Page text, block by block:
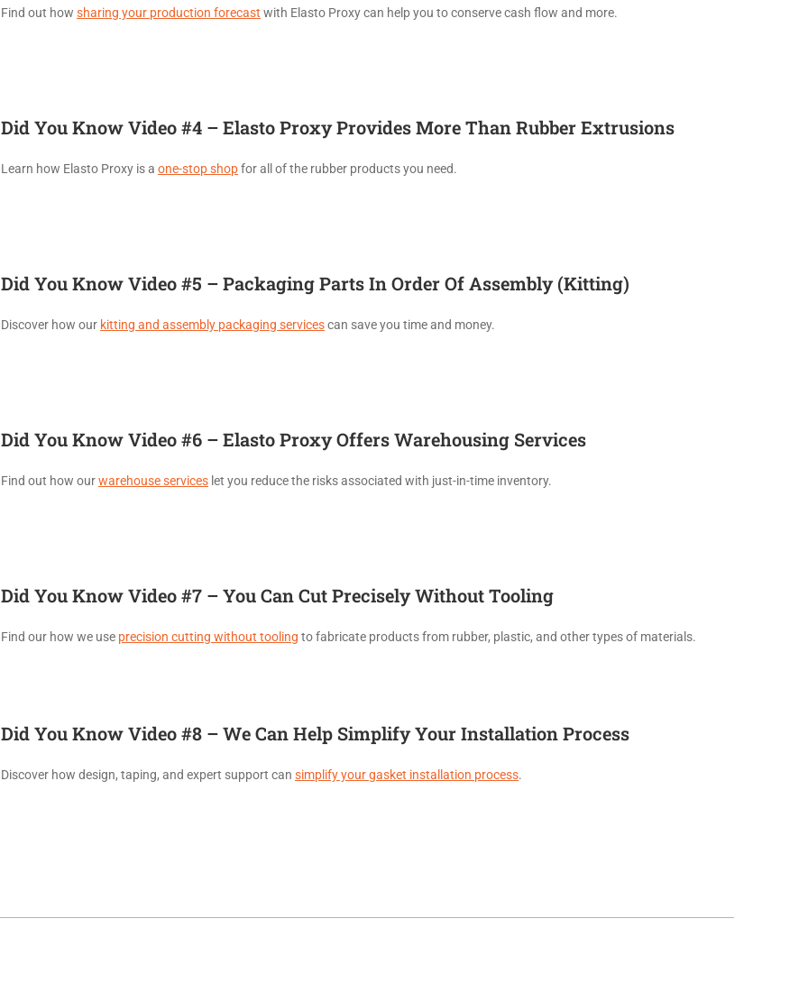
Find out how sharing your production forecast with Elasto Proxy can help you to conserve cash flow and more.
Did You Know Video #4 – Elasto Proxy Provides More Than Rubber Extrusions
Learn how Elasto Proxy is a one-stop shopfor all of the rubber products you need.
Did You Know Video #5 – Packaging Parts In Order Of Assembly (Kitting)
Discover how our kitting and assembly packaging servicescan save you time and money.
Did You Know Video #6 – Elasto Proxy Offers Warehousing Services
Find out how ourwarehouse services let you reduce the risks associated with just-in-time inventory.
Did You Know Video #7 – You Can Cut Precisely Without Tooling
Find our how we use precision cutting without tooling to fabricate products from rubber, plastic, and other types of materials.
Did You Know Video #8 – We Can Help Simplify Your Installation Process
Discover how design, taping, and expert support can simplify your gasket installation process.